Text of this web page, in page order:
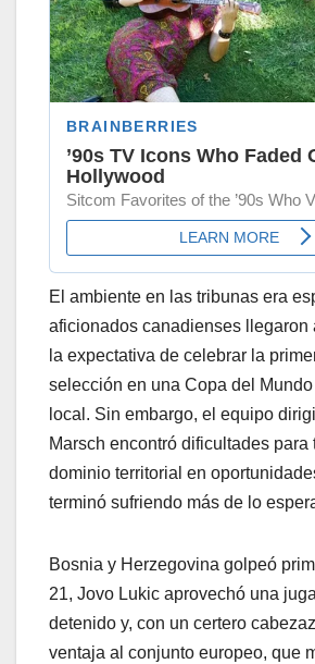
El ambiente en las tribunas era
aficionados canadienses llegaron
la expectativa de celebrar la
selección en una Copa del
local. Sin embargo, el equipo
Marsch encontró dificultades para
dominio territorial en
terminó sufriendo más de lo
Bosnia y Herzegovina golpeó
21, Jovo Lukic aprovechó una
detenido y, con un certero
ventaja al conjunto europeo, que